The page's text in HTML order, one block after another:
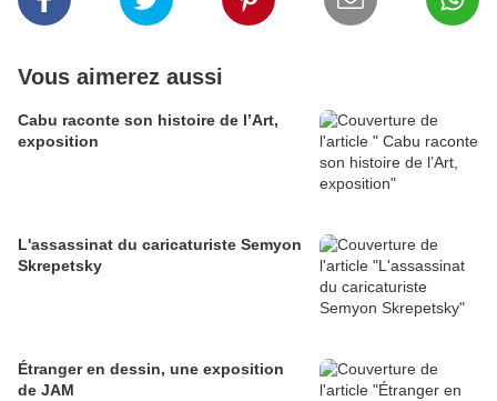
Vous aimerez aussi
Cabu raconte son histoire de l’Art,
exposition
L'assassinat du caricaturiste Semyon
Skrepetsky
Étranger en dessin, une exposition
de JAM